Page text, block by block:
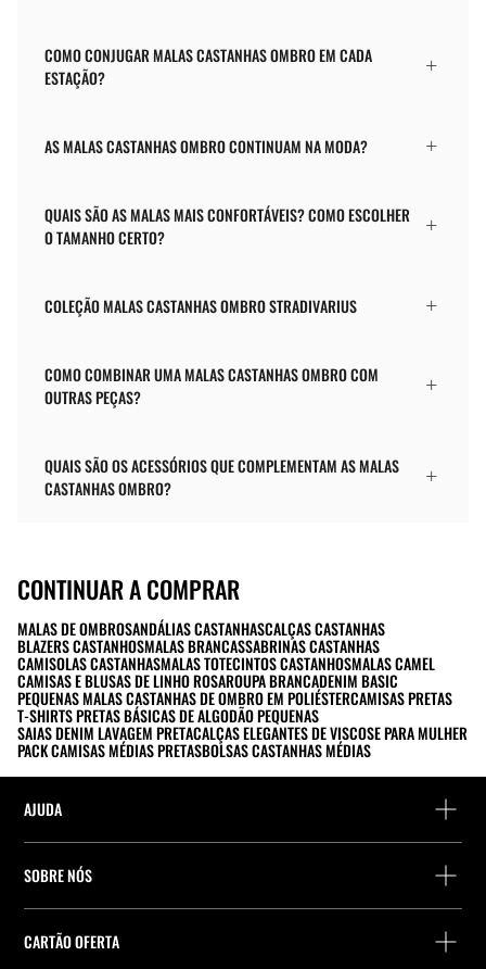
COMO CONJUGAR MALAS CASTANHAS OMBRO EM CADA
ESTAÇÃO?
AS MALAS CASTANHAS OMBRO CONTINUAM NA MODA?
QUAIS SÃO AS MALAS MAIS CONFORTÁVEIS? COMO ESCOLHER
O TAMANHO CERTO?
COLEÇÃO MALAS CASTANHAS OMBRO STRADIVARIUS
COMO COMBINAR UMA MALAS CASTANHAS OMBRO COM
OUTRAS PEÇAS?
QUAIS SÃO OS ACESSÓRIOS QUE COMPLEMENTAM AS MALAS
CASTANHAS OMBRO?
CONTINUAR A COMPRAR
MALAS DE OMBROSANDÁLIAS CASTANHASCALÇAS CASTANHAS
BLAZERS CASTANHOSMALAS BRANCASSABRINAS CASTANHAS
CAMISOLAS CASTANHASMALAS TOTECINTOS CASTANHOSMALAS CAMEL
CAMISAS E BLUSAS DE LINHO ROSAROUPA BRANCADENIM BASIC
PEQUENAS MALAS CASTANHAS DE OMBRO EM POLIÉSTERCAMISAS PRETAS
T-SHIRTS PRETAS BÁSICAS DE ALGODÃO PEQUENAS
SAIAS DENIM LAVAGEM PRETACALÇAS ELEGANTES DE VISCOSE PARA MULHER
PACK CAMISAS MÉDIAS PRETASBOLSAS CASTANHAS MÉDIAS
AJUDA
Localiza a tua encomenda
Localizador de pontos de entrega
SOBRE NÓS
Empresa
CARTÃO OFERTA